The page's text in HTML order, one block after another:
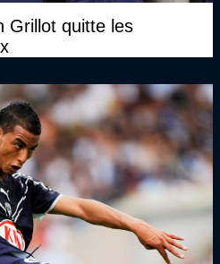
Grillot quitte les